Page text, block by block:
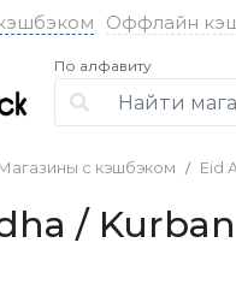
Оффлайн
По алфавиту
с кэшбэком Eid
/